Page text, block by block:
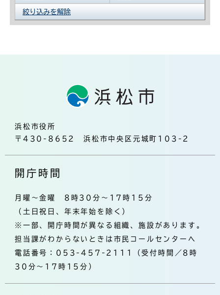
絞り込みを解除
浜松市役所
〒430-8652 浜松市中央区元城町103-2
開庁時間
月曜～金曜 8時30分～17時15分
（土日祝日、年末年始を除く）
※一部、開庁時間が異なる組織、施設があります。
担当課がわからないときは市民コールセンターへ
電話番号：053-457-2111（受付時間／8時
30分～17時15分）